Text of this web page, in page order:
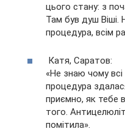
цього стану: з
Там був душ
процедура, всім
Катя, Саратов:
«Не знаю чому
процедура
приємно, як тебе
того.
помітила».